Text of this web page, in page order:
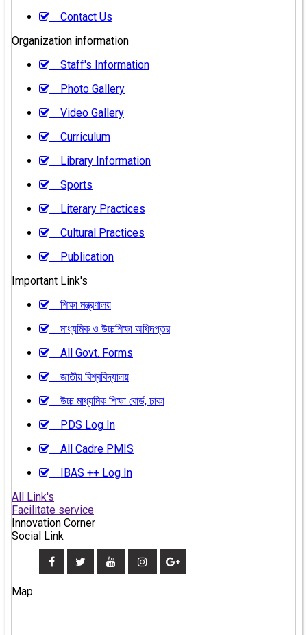
Contact Us
Organization information
Staff's Information
Photo Gallery
Video Gallery
Curriculum
Library Information
Sports
Literary Practices
Cultural Practices
Publication
Important Link's
শিক্ষা মন্ত্রণালয়
মাধ্যমিক ও উচ্চশিক্ষা অধিদপ্তর
All Govt. Forms
জাতীয় বিশ্ববিদ্যালয়
উচ্চ মাধ্যমিক শিক্ষা বোর্ড, ঢাকা
PDS Log In
All Cadre PMIS
IBAS ++ Log In
All Link's
Facilitate service
Innovation Corner
Social Link
Map